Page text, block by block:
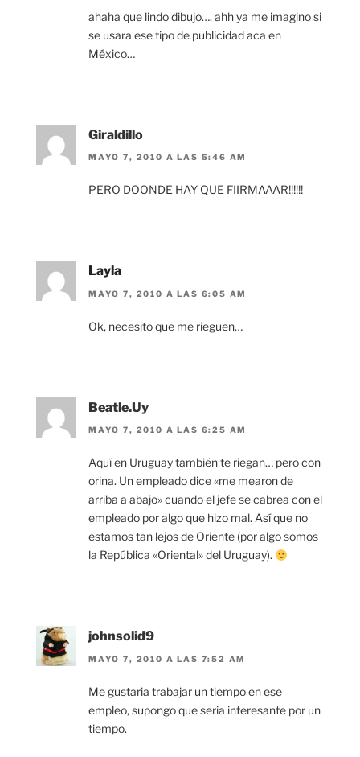
ahaha que lindo dibujo…. ahh ya me imagino si
se usara ese tipo de publicidad aca en
México…
Giraldillo
MAYO 7, 2010 A LAS 5:46 AM
PERO DOONDE HAY QUE FIIRMAAAR!!!!!!
Layla
MAYO 7, 2010 A LAS 6:05 AM
Ok, necesito que me rieguen…
Beatle.Uy
MAYO 7, 2010 A LAS 6:25 AM
Aquí en Uruguay también te riegan… pero con
orina. Un empleado dice «me mearon de
arriba a abajo» cuando el jefe se cabrea con el
empleado por algo que hizo mal. Así que no
estamos tan lejos de Oriente (por algo somos
la República «Oriental» del Uruguay).
johnsolid9
MAYO 7, 2010 A LAS 7:52 AM
Me gustaria trabajar un tiempo en ese
empleo, supongo que seria interesante por un
tiempo.